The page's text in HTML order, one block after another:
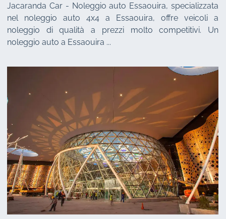
Jacaranda Car - Noleggio auto Essaouira, specializzata
nel noleggio auto 4x4 a Essaouira, offre veicoli a
noleggio di qualità a prezzi molto competitivi. Un
noleggio auto a Essaouira ...